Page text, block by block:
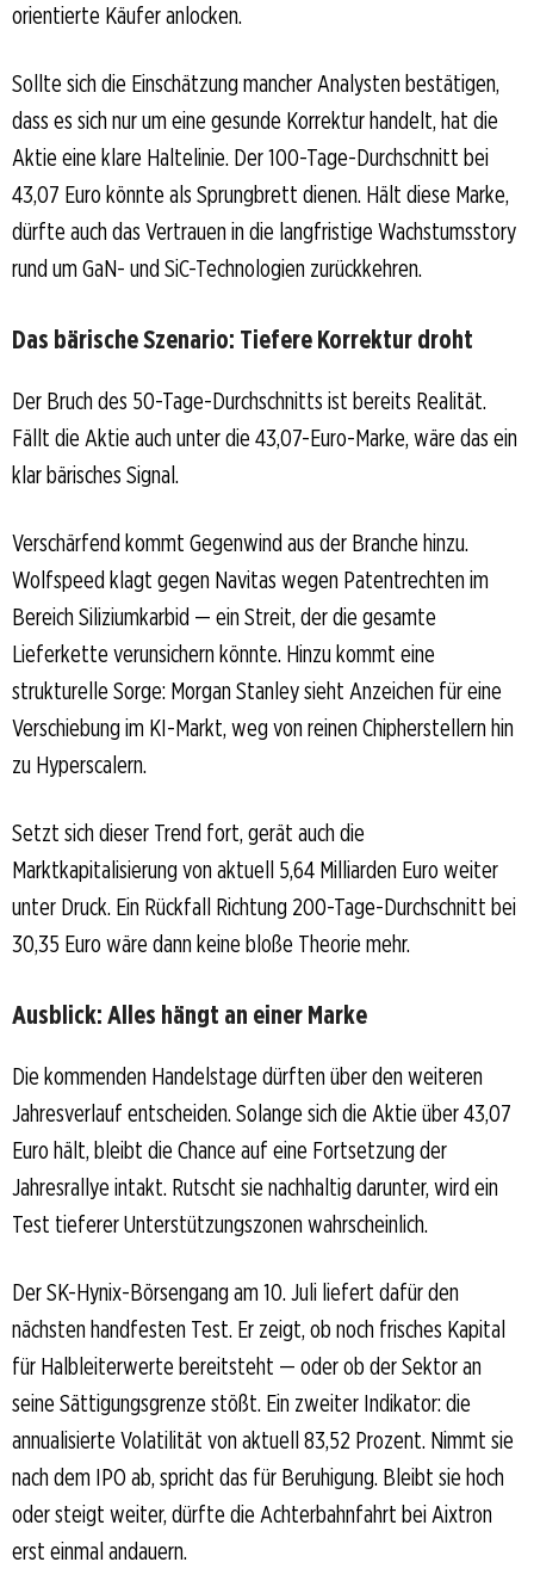
orientierte Käufer anlocken.
Sollte sich die Einschätzung mancher Analysten bestätigen,
dass es sich nur um eine gesunde Korrektur handelt, hat die
Aktie eine klare Haltelinie. Der 100-Tage-Durchschnitt bei
43,07 Euro könnte als Sprungbrett dienen. Hält diese Marke,
dürfte auch das Vertrauen in die langfristige Wachstumsstory
rund um GaN- und SiC-Technologien zurückkehren.
Das bärische Szenario: Tiefere Korrektur droht
Der Bruch des 50-Tage-Durchschnitts ist bereits Realität.
Fällt die Aktie auch unter die 43,07-Euro-Marke, wäre das ein
klar bärisches Signal.
Verschärfend kommt Gegenwind aus der Branche hinzu.
Wolfspeed klagt gegen Navitas wegen Patentrechten im
Bereich Siliziumkarbid — ein Streit, der die gesamte
Lieferkette verunsichern könnte. Hinzu kommt eine
strukturelle Sorge: Morgan Stanley sieht Anzeichen für eine
Verschiebung im KI-Markt, weg von reinen Chipherstellern hin
zu Hyperscalern.
Setzt sich dieser Trend fort, gerät auch die
Marktkapitalisierung von aktuell 5,64 Milliarden Euro weiter
unter Druck. Ein Rückfall Richtung 200-Tage-Durchschnitt bei
30,35 Euro wäre dann keine bloße Theorie mehr.
Ausblick: Alles hängt an einer Marke
Die kommenden Handelstage dürften über den weiteren
Jahresverlauf entscheiden. Solange sich die Aktie über 43,07
Euro hält, bleibt die Chance auf eine Fortsetzung der
Jahresrallye intakt. Rutscht sie nachhaltig darunter, wird ein
Test tieferer Unterstützungszonen wahrscheinlich.
Der SK-Hynix-Börsengang am 10. Juli liefert dafür den
nächsten handfesten Test. Er zeigt, ob noch frisches Kapital
für Halbleiterwerte bereitsteht — oder ob der Sektor an
seine Sättigungsgrenze stößt. Ein zweiter Indikator: die
annualisierte Volatilität von aktuell 83,52 Prozent. Nimmt sie
nach dem IPO ab, spricht das für Beruhigung. Bleibt sie hoch
oder steigt weiter, dürfte die Achterbahnfahrt bei Aixtron
erst einmal andauern.